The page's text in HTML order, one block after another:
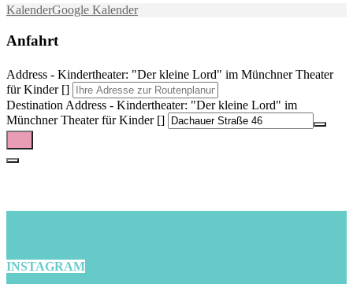
KalenderGoogle Kalender
Anfahrt
Address - Kindertheater: "Der kleine Lord" im Münchner Theater
für Kinder []
Destination Address - Kindertheater: "Der kleine Lord" im
Münchner Theater für Kinder []
INSTAGRAM